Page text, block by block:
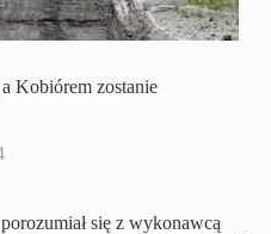
Kobiórem zostanie
się z wykonawcą